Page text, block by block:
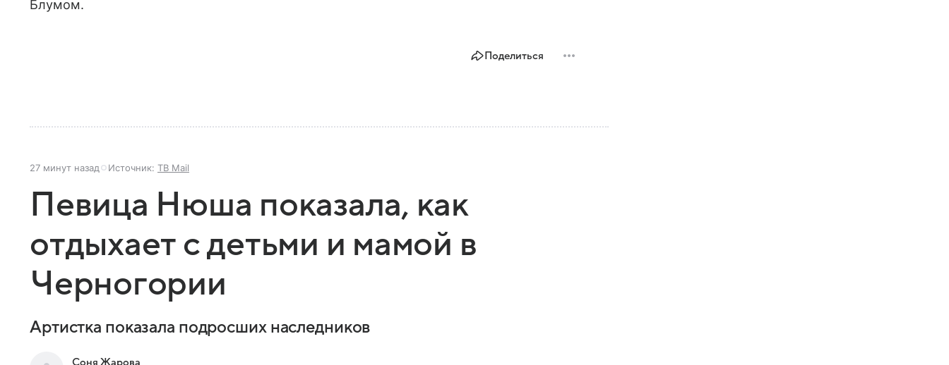
Блумом.
Поделиться
27 минут назад Источник: ТВ Mail
Певица Нюша показала, как
отдыхает с детьми и мамой в
Черногории
Артистка показала подросших наследников
Соня Жарова